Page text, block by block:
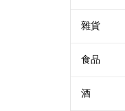
雜貨
食品
酒